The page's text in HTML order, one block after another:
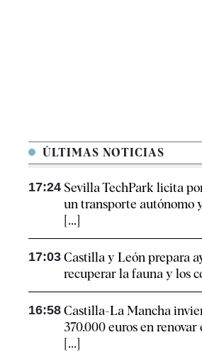
ÚLTIMAS NOTICIAS
17:24 Sevilla TechPark licita
un transporte autónomo
[...]
17:03 Castilla y León prepara
recuperar la fauna y los
16:58 Castilla-La Mancha
370.000 euros en
[...]